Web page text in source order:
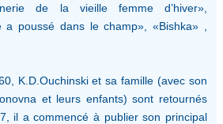
de la vieille femme d’hiver»,
a poussé dans le champ», «Bishka» ,
K.D.Ouchinski et sa famille (avec son
et leurs enfants) sont retournés
il a commencé à publier son principal